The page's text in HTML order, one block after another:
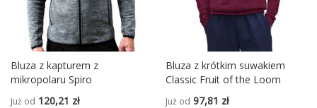
Bluza z kapturem z
mikropolaru Spiro
Już od 120,21 zł
Bluza z krótkim suwakiem
Classic Fruit of the Loom
Już od 97,81 zł